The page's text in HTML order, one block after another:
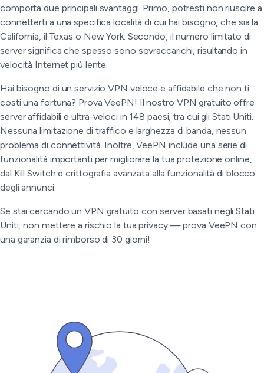
comporta due principali svantaggi. Primo, potresti non riuscire a
connetterti a una specifica località di cui hai bisogno, che sia la
California, il Texas o New York. Secondo, il numero limitato di
server significa che spesso sono sovraccarichi, risultando in
velocità Internet più lente.
Hai bisogno di un servizio VPN veloce e affidabile che non ti
costi una fortuna? Prova VeePN! Il nostro VPN gratuito offre
server affidabili e ultra-veloci in 148 paesi, tra cui gli Stati Uniti.
Nessuna limitazione di traffico e larghezza di banda, nessun
problema di connettività. Inoltre, VeePN include una serie di
funzionalità importanti per migliorare la tua protezione online,
dal Kill Switch e crittografia avanzata alla funzionalità di blocco
degli annunci.
Se stai cercando un VPN gratuito con server basati negli Stati
Uniti, non mettere a rischio la tua privacy — prova VeePN con
una garanzia di rimborso di 30 giorni!